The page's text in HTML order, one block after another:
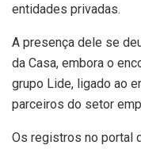
entidades privadas.
A presença dele se
da Casa, embora o
grupo Lide, ligado ao
parceiros do setor
Os registros no portal